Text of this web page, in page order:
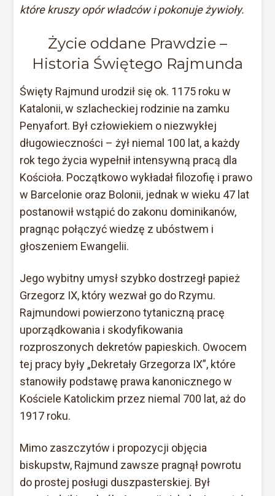
które kruszy opór władców i pokonuje żywioły.
Życie oddane Prawdzie –
Historia Świętego Rajmunda
Święty Rajmund urodził się ok. 1175 roku w
Katalonii, w szlacheckiej rodzinie na zamku
Penyafort. Był człowiekiem o niezwykłej
długowieczności – żył niemal 100 lat, a każdy
rok tego życia wypełnił intensywną pracą dla
Kościoła. Początkowo wykładał filozofię i prawo
w Barcelonie oraz Bolonii, jednak w wieku 47 lat
postanowił wstąpić do zakonu dominikanów,
pragnąc połączyć wiedzę z ubóstwem i
głoszeniem Ewangelii.
Jego wybitny umysł szybko dostrzegł papież
Grzegorz IX, który wezwał go do Rzymu.
Rajmundowi powierzono tytaniczną pracę
uporządkowania i skodyfikowania
rozproszonych dekretów papieskich. Owocem
tej pracy były „Dekretały Grzegorza IX”, które
stanowiły podstawę prawa kanonicznego w
Kościele Katolickim przez niemal 700 lat, aż do
1917 roku.
Mimo zaszczytów i propozycji objęcia
biskupstw, Rajmund zawsze pragnął powrotu
do prostej posługi duszpasterskiej. Był